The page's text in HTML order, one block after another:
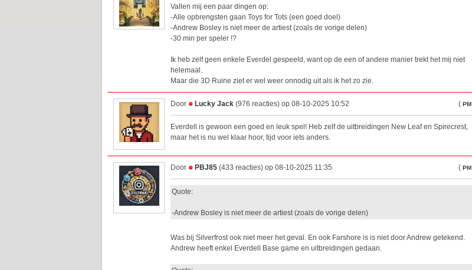
Vallen mij een paar dingen op:
-Alle opbrengsten gaan Toys for Tots (een goed doel)
-Andrew Bosley is niet meer de artiest (zoals de vorige delen)
-30 min per speler !?
Ik heb zelf geen enkele Everdel gespeeld, want op de een of andere manier trekt het mij niet
helemaal.
Maar die 3D Ruine ziet er wel weer onnodig uit als ik het zo zie.
Door Lucky Jack (976 reacties) op 08-10-2025 10:52 ( PM
Everdell is gewoon een goed en leuk spel! Heb zelf de uitbreidingen New Leaf en Spirecrest,
maar het is nu wel klaar hoor, tijd voor iets anders.
Door PBJ85 (433 reacties) op 08-10-2025 11:35 ( PM
Quote:
-Andrew Bosley is niet meer de artiest (zoals de vorige delen)
Was bij Silverfrost ook niet meer het geval. En ook Farshore is is niet door Andrew getekend.
Andrew heeft enkel Everdell Base game en uitbreidingen gedaan.